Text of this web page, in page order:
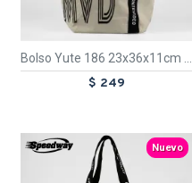
Bolso Yute 186 23x36x11cm MVD
$ 249
Nuevo
TEXTTRANSPARENTE